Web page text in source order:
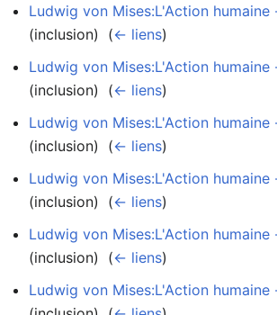
Ludwig von Mises:L'Action
(inclusion) ‎ (← liens)
Ludwig von Mises:L'Action
(inclusion) ‎ (← liens)
Ludwig von Mises:L'Action humaine
(inclusion) ‎ (← liens)
Ludwig von Mises:L'Action
(inclusion) ‎ (← liens)
Ludwig von Mises:L'Action
(inclusion) ‎ (← liens)
Ludwig von Mises:L'Action